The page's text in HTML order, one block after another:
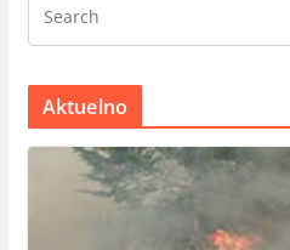
Aktuelno